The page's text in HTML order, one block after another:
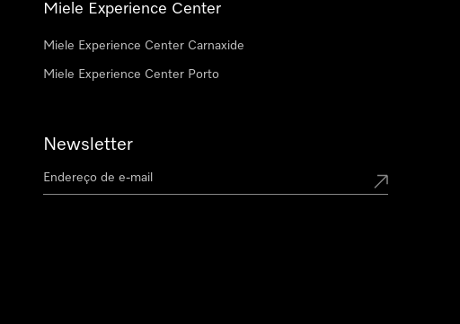
Miele Experience Center
Miele Experience Center Carnaxide
Miele Experience Center Porto
Newsletter